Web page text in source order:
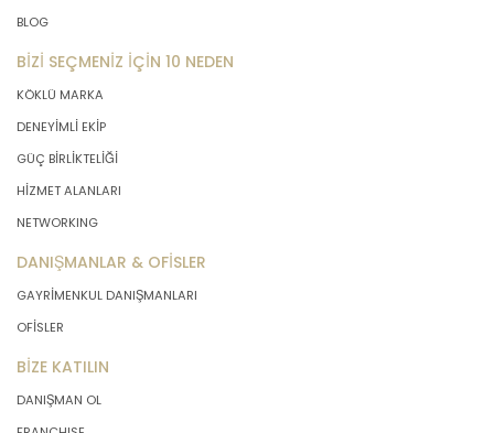
BLOG
BİZİ SEÇMENİZ İÇİN 10 NEDEN
KÖKLÜ MARKA
DENEYİMLİ EKİP
GÜÇ BİRLİKTELİĞİ
HİZMET ALANLARI
NETWORKING
DANIŞMANLAR & OFİSLER
GAYRİMENKUL DANIŞMANLARI
OFİSLER
BİZE KATILIN
DANIŞMAN OL